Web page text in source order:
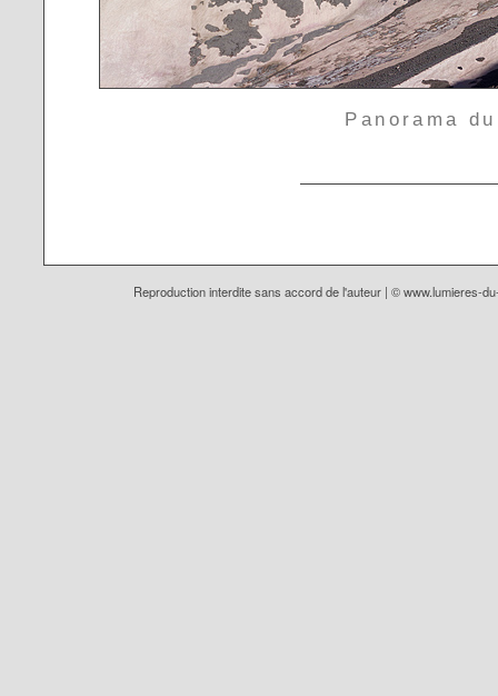
Panorama
Reproduction interdite sans accord de l'auteur | ©www.lumieres-